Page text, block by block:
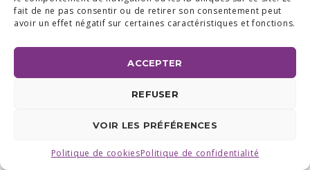
fait de ne pas consentir ou de retirer son consentement peut
avoir un effet négatif sur certaines caractéristiques et fonctions.
ACCEPTER
REFUSER
VOIR LES PRÉFÉRENCES
Politique de cookiesPolitique de confidentialité